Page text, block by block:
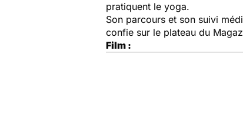
pratiquent le yoga.
Son parcours et son suivi
confie sur le plateau du
Film :